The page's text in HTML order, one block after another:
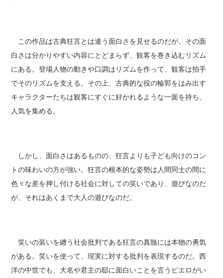
この作品は古典狂言とは違う面白さを見せるのだが、その面
白さは分かりやすい内容にとどまらず、観客を巻き込むリズム
にある。登場人物の動きや口調はリズムを作って、観客は拍手
でそのリズムを支える。その上、古典的な役の輪郭をはみ出す
キャラクターたちは観客にすぐに好かれるような一面を持ち、
人気を集める。
しかし、面白さはあるものの、狂言よりも子ども向けのコン
トの味わいの方が強い。狂言の根本的な姿勢は人間同士の間に
色々な差を押し付ける社会に対しての笑いであり、遊びなのだ
が、それはあくまで大人の遊びなのだ。
笑いの装いを纏う社会批判である狂言の真髄には本物の勇気
がある。笑いを使って、現実に対する批判を表現するのだ。西
洋の中世でも、大名や君主の邸に面白いことを言うピエロがい